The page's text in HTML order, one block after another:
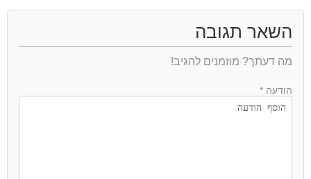
השאר תגובה
מה דעתך? מוזמנים להגיב!
הודעה *